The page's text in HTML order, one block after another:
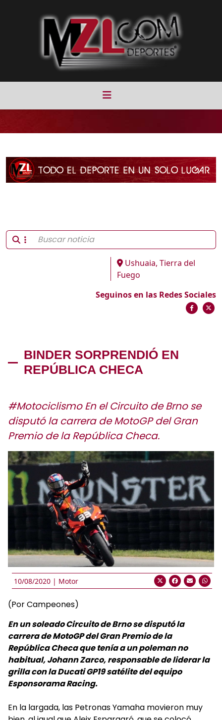
Ushuaia, Tierra del
Fuego
Seguinos en las Redes Sociales
BINDER SORPRENDIÓ EN
REPÚBLICA CHECA
#Motociclismo En el Circuito de Brno se
disputó la carrera de MotoGP del Gran
Premio de la República Checa.
10/08/2020 | Motor
(Por Campeones)
En un soleado Circuito de Brno se disputó la
carrera de MotoGP del Gran Premio de la
República Checa que tenía a un poleman no
habitual, Johann Zarco, responsable de liderar la
grilla con la Ducati GP19 satélite del equipo
Esponsorama Racing.
En la largada, las Petronas Yamaha movieron muy